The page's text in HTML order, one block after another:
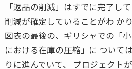
「返品の削減」はすでに完了し
削減が確定していることがわ かり
図表の最後の、ギリシャでの「
における在庫の圧縮」に ついて
りに進んでいて、 プロジェクト